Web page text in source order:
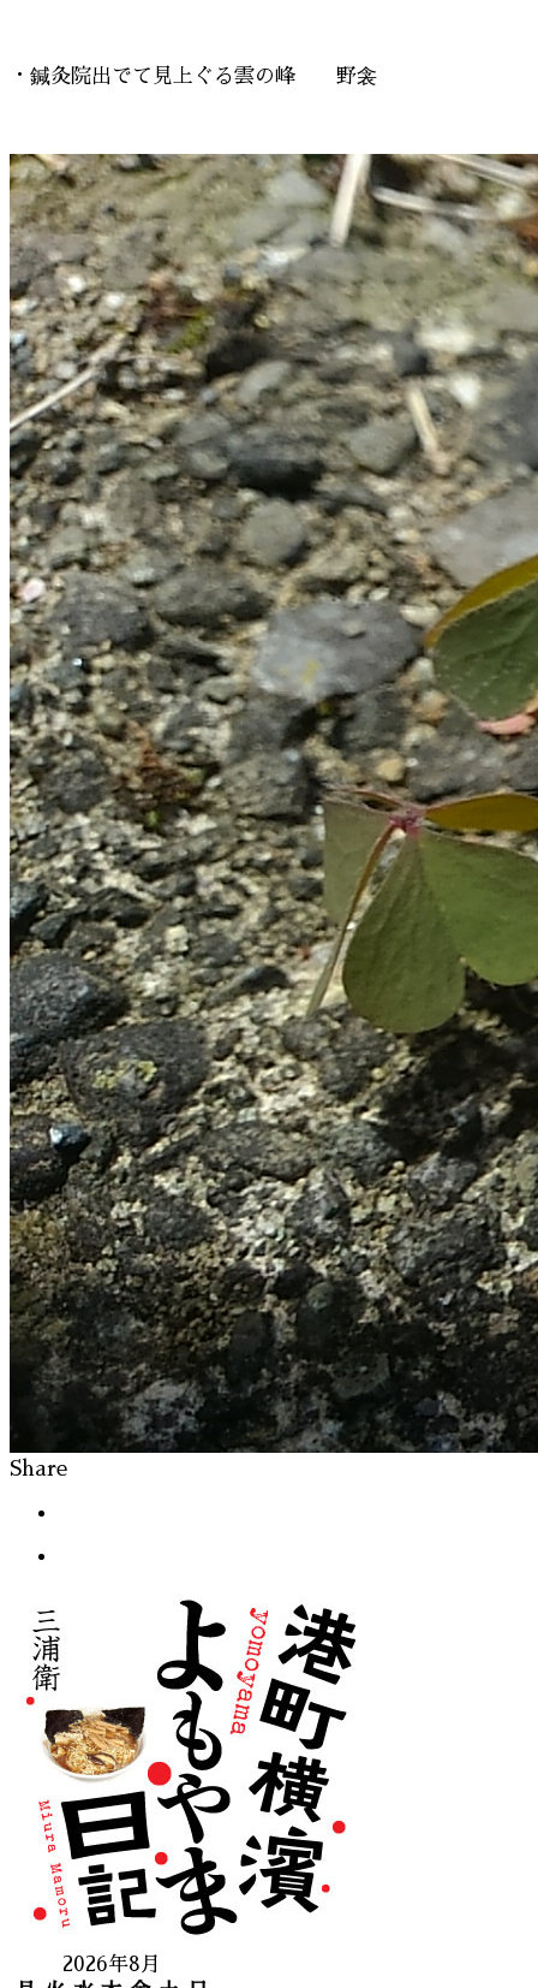
・鍼灸院出でて見上ぐる雲の峰 野衾
Share
2026年8月